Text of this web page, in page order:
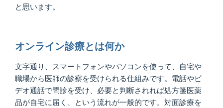
と思います。
オンライン診療とは何か
文字通り、スマートフォンやパソコンを使って、自宅や
職場から医師の診察を受けられる仕組みです。電話やビ
デオ通話で問診を受け、必要と判断されれば処方箋医薬
品が自宅に届く、という流れが一般的です。対面診療を